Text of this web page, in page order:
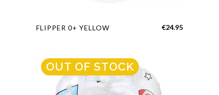
FLIPPER 0+ YELLOW €24.95
OUT OF STOCK